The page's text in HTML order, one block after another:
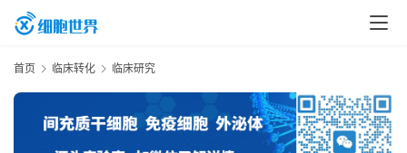
首页 临床转化 临床研究